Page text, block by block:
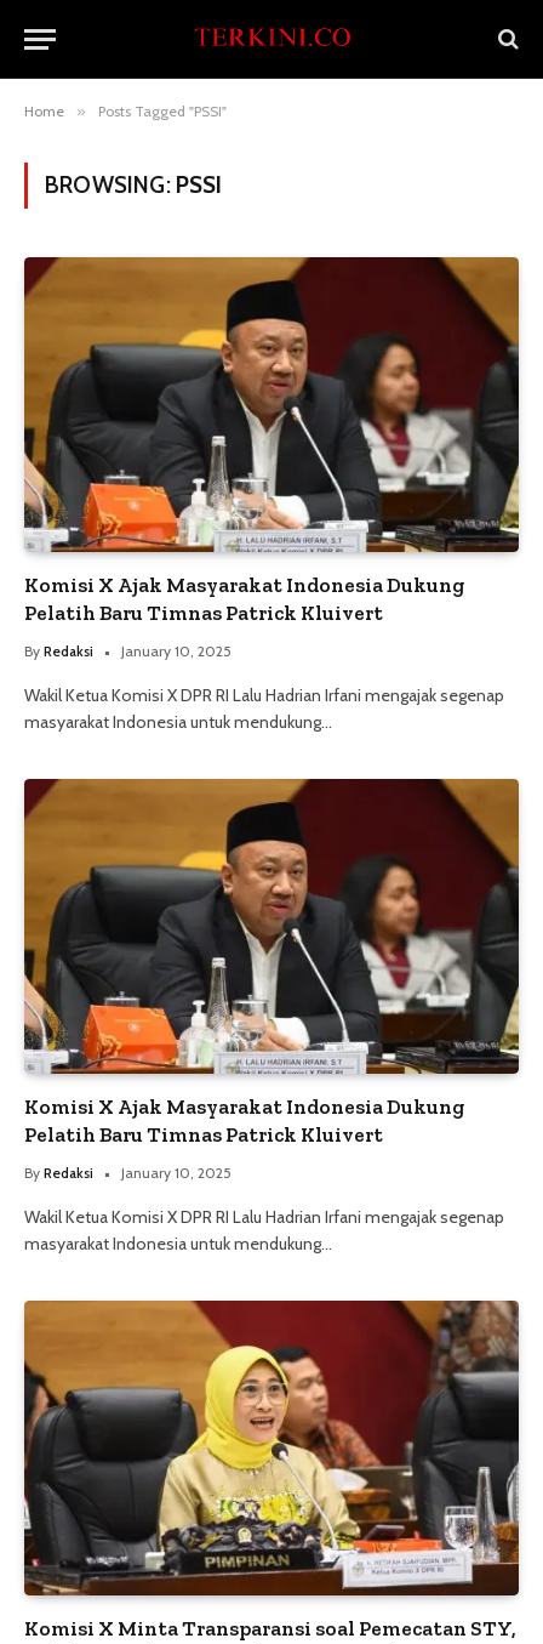
Home » Posts Tagged "PSSI"
BROWSING: PSSI
Komisi X Ajak Masyarakat Indonesia Dukung
Pelatih Baru Timnas Patrick Kluivert
By Redaksi January 10, 2025
Wakil Ketua Komisi X DPR RI Lalu Hadrian Irfani mengajak segenap
masyarakat Indonesia untuk mendukung…
Komisi X Ajak Masyarakat Indonesia Dukung
Pelatih Baru Timnas Patrick Kluivert
By Redaksi January 10, 2025
Wakil Ketua Komisi X DPR RI Lalu Hadrian Irfani mengajak segenap
masyarakat Indonesia untuk mendukung…
Komisi X Minta Transparansi soal Pemecatan STY,